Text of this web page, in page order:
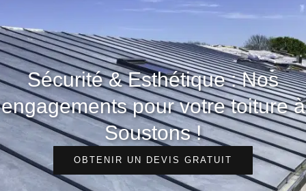
Sécurité & Esthétique : Nos
engagements pour votre toiture à
Soustons !
OBTENIR UN DEVIS GRATUIT